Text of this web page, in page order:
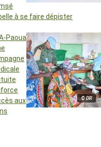
à se faire dépister
© DR
Paoua
aux